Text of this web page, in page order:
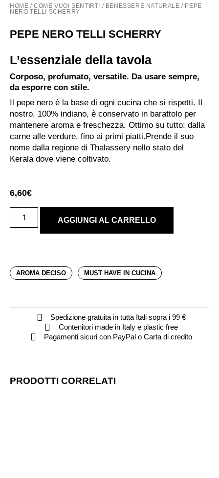
HOME /COME VUOI SENTIRTI / BENESSERE NATURALE / PEPE
NERO TELLI SCHERRY
PEPE NERO TELLI SCHERRY
L’essenziale della tavola
Corposo, profumato, versatile. Da usare sempre,
da esporre con stile.
Il pepe nero è la base di ogni cucina che si rispetti. Il
nostro, 100% indiano, è conservato in barattolo per
mantenere aroma e freschezza. Ottimo su tutto: dalla
carne alle verdure, fino ai primi piatti.Prende il suo
nome dalla regione di Thalassery nello stato del
Kerala dove viene coltivato.
6,60€
AGGIUNGI AL CARRELLO
AROMA DECISO MUST HAVE IN CUCINA
Spedizione gratuita in tutta Itali sopra i 99 €
Contenitori made in Italy e plastic free
Pagamenti sicuri con PayPal o Carta di credito
PRODOTTI CORRELATI